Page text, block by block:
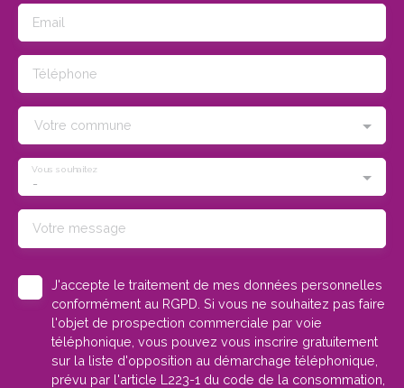
Email
Téléphone
Votre commune
-
Vous souhaitez
Votre message
J'accepte le traitement de mes données personnelles
conformément au RGPD. Si vous ne souhaitez pas faire
l'objet de prospection commerciale par voie
téléphonique, vous pouvez vous inscrire gratuitement
sur la liste d'opposition au démarchage téléphonique,
prévu par l'article L223-1 du code de la consommation,